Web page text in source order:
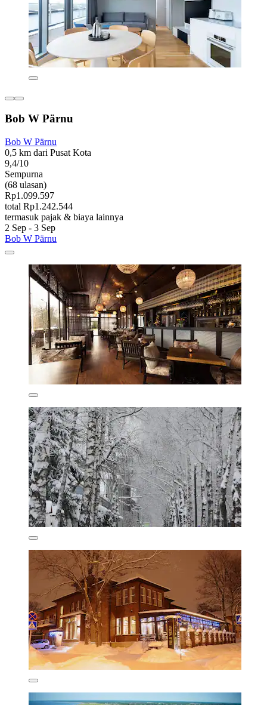
Bob W Pärnu
Bob W Pärnu
0,5 km dari Pusat Kota
9,4/10
Sempurna
(68 ulasan)
Rp1.099.597
total Rp1.242.544
termasuk pajak & biaya lainnya
2 Sep - 3 Sep
Bob W Pärnu